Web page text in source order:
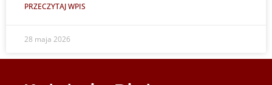
PRZECZYTAJ WPIS
28 maja 2026